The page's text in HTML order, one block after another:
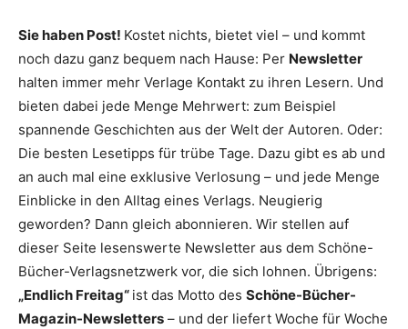
Sie haben Post! Kostet nichts, bietet viel – und kommt
noch dazu ganz bequem nach Hause: Per Newsletter
halten immer mehr Verlage Kontakt zu ihren Lesern. Und
bieten dabei jede Menge Mehrwert: zum Beispiel
spannende Geschichten aus der Welt der Autoren. Oder:
Die besten Lesetipps für trübe Tage. Dazu gibt es ab und
an auch mal eine exklusive Verlosung – und jede Menge
Einblicke in den Alltag eines Verlags. Neugierig
geworden? Dann gleich abonnieren. Wir stellen auf
dieser Seite lesenswerte Newsletter aus dem Schöne-
Bücher-Verlagsnetzwerk vor, die sich lohnen. Übrigens:
„Endlich Freitag“ ist das Motto des Schöne-Bücher-
Magazin-Newsletters – und der liefert Woche für Woche